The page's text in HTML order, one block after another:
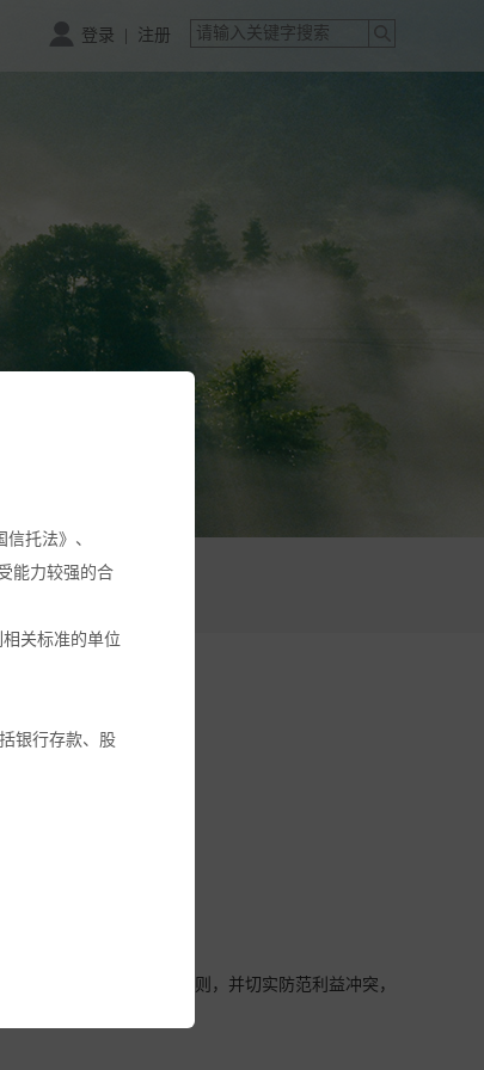
登录 注册
托法》、
能力较强的合
关标准的单位
银行存款、股
工具的建
制。
额持有人利益优先的原则，并切实防范利益冲突，